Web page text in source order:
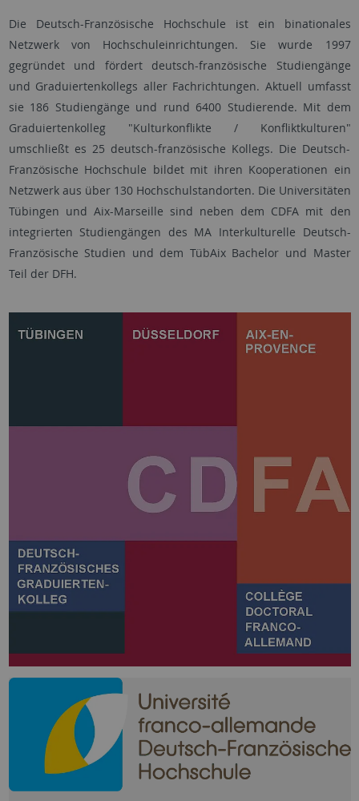
Die Deutsch-Französische Hochschule ist ein binationales
Netzwerk von Hochschuleinrichtungen. Sie wurde 1997
gegründet und fördert deutsch-französische Studiengänge
und Graduiertenkollegs aller Fachrichtungen. Aktuell umfasst
sie 186 Studiengänge und rund 6400 Studierende. Mit dem
Graduiertenkolleg "Kulturkonflikte / Konfliktkulturen"
umschließt es 25 deutsch-französische Kollegs. Die Deutsch-
Französische Hochschule bildet mit ihren Kooperationen ein
Netzwerk aus über 130 Hochschulstandorten. Die Universitäten
Tübingen und Aix-Marseille sind neben dem CDFA mit den
integrierten Studiengängen des MA Interkulturelle Deutsch-
Französische Studien und dem TübAix Bachelor und Master
Teil der DFH.